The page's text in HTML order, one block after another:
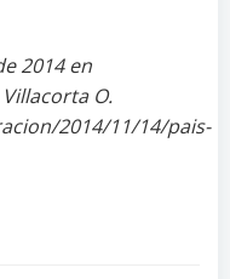
2014 en
O.
2014/11/14/pais-